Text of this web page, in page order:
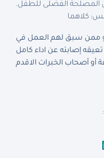
المصلحة الفضلى للطفل.
كلاهما
ممن سبق لهم العمل في
إصابته عن اداء كامل
أو أصحاب الخبرات الاقدم